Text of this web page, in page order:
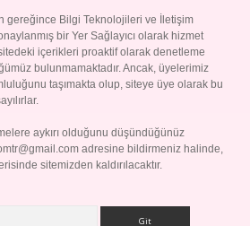
gereğince Bilgi Teknolojileri ve İletişim
bir Yer Sağlayıcı olarak hizmet
içerikleri proaktif olarak denetleme
bulunmamaktadır. Ancak, üyelerimiz
taşımakta olup, siteye üye olarak bu
aykırı olduğunu düşündüğünüz
adresine bildirmeniz halinde,
sitemizden kaldırılacaktır.